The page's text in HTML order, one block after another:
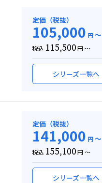
定価（税抜）
105,000 円～
税込 115,500円 ～
シリーズ一覧へ
定価（税抜）
141,000 円～
税込 155,100円 ～
シリーズ一覧へ